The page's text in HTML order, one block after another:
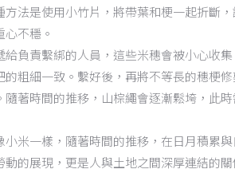
法是使用小竹片，將帶葉和梗一起折斷
不穩。
負責繫綁的人員，這些米穗會被小心收
粗細一致。繫好後，再將不等長的穗梗
著時間的推移，山棕繩會逐漸鬆垮，此
米一樣，隨著時間的推移，在日月積累
的展現，更是人與土地之間深厚連結的